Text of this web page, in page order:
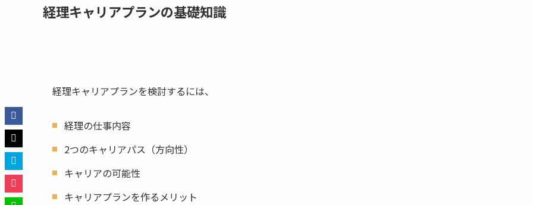
経理キャリアプランの基礎知識
経理キャリアプランを検討するには、
経理の仕事内容
2つのキャリアパス（方向性）
キャリアの可能性
キャリアプランを作るメリット